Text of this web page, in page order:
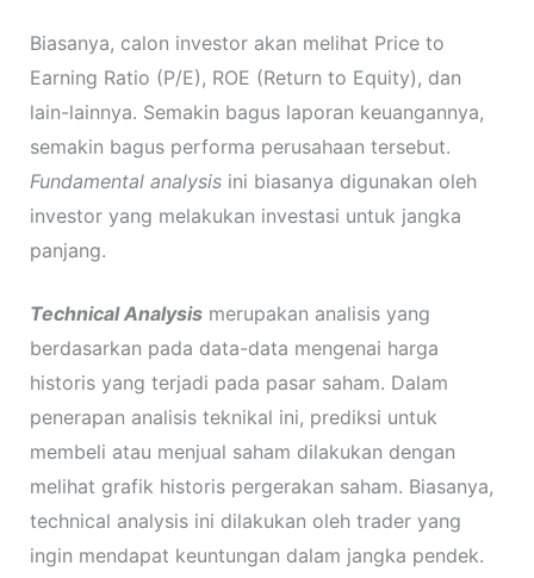
Biasanya, calon investor akan melihat Price to
Earning Ratio (P/E), ROE (Return to Equity), dan
lain-lainnya. Semakin bagus laporan keuangannya,
semakin bagus performa perusahaan tersebut.
Fundamental analysisini biasanya digunakan oleh
investor yang melakukan investasi untuk jangka
panjang.
Technical Analysismerupakan analisis yang
berdasarkan pada data-data mengenai harga
historis yang terjadi pada pasar saham. Dalam
penerapan analisis teknikal ini, prediksi untuk
membeli atau menjual saham dilakukan dengan
melihat grafik historis pergerakan saham. Biasanya,
technical analysis ini dilakukan oleh trader yang
ingin mendapat keuntungan dalam jangka pendek.